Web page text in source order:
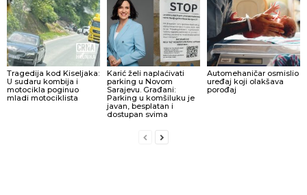
Tragedija kod Kiseljaka:
U sudaru kombija i
motocikla poginuo
mladi motociklista
Karić želi naplaćivati
parking u Novom
Sarajevu. Građani:
Parking u komšiluku je
javan, besplatan i
dostupan svima
Automehaničar osmislio
uređaj koji olakšava
porođaj